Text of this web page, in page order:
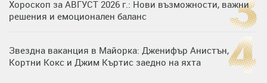
Хороскоп за АВГУСТ 2026 г.: Нови възможности, важни
решения и емоционален баланс
Звездна ваканция в Майорка: Дженифър Анистън,
Кортни Кокс и Джим Къртис заедно на яхта